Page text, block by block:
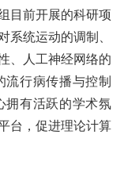
目前开展的科研项
系统运动的调制、
、人工神经网络的
行病传播与控制
拥有活跃的学术氛
台，促进理论计算